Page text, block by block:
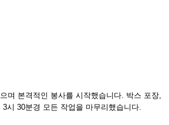
며 본격적인 봉사를 시작했습니다. 박스 포장,
시 30분경 모든 작업을 마무리했습니다.